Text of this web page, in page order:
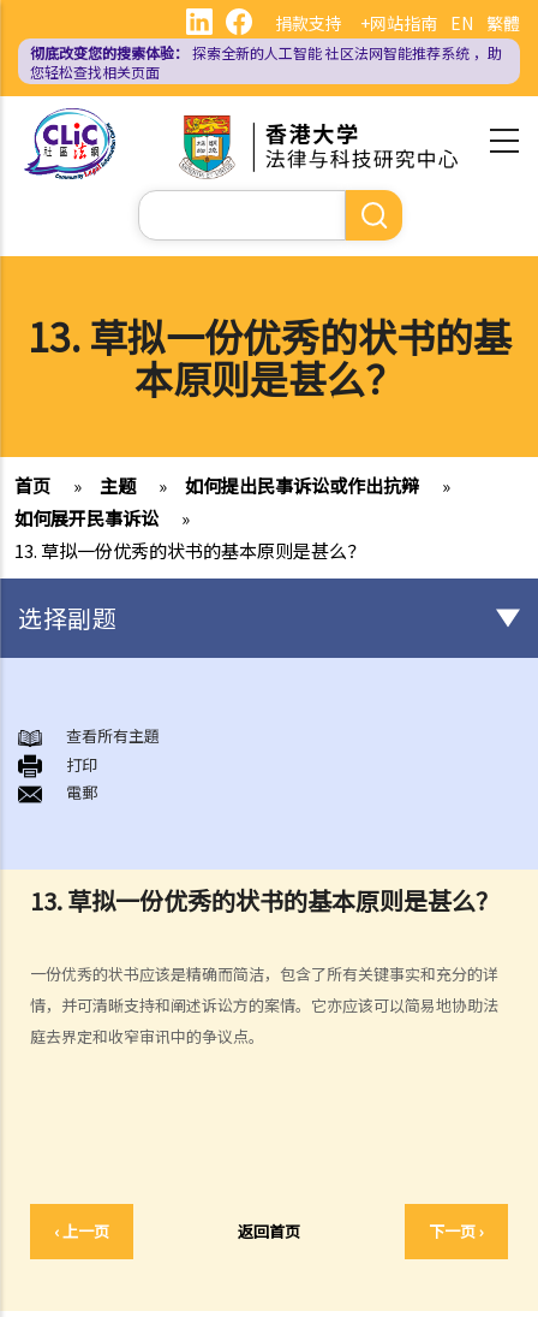
主
EN 繁體
捐款支持 +网站指南
彻底改变您的搜索体验： 探索全新的人工智能社区法网智能推荐系统 ，助
您轻松查找相关页面
搜
索
13. 草拟一份优秀的状书的基
本原则是甚么？
首页 » 主题 » 如何提出民事诉讼或作出抗辩
»
如何展开民事诉讼
»
13. 草拟一份优秀的状书的基本原则是甚么？
13. 草拟一份优秀的状书的基本原则是甚么？
一份优秀的状书应该是精确而简洁，包含了所有关键事实和充分的详
情，并可清晰支持和阐述诉讼方的案情。它亦应该可以简易地协助法
庭去界定和收窄审讯中的争议点。
‹ 上一页 返回首页 下一页 ›
选择副题
展开民事诉讼前应当考虑的事项
1. 我可以不提出诉讼而解决纠纷吗？
2. 我是否有充分的法律理据去展开民事诉讼？对方又可否在同一案件中
律协助）？
1. 为甚么即使我赢了官司，并且法院已经命令对方支付我的律师费用，
我的律师费用也不能全额报销？
8. 如果我要展开民事诉讼，将要面对甚么风险？我能否承受这些风险？
9. 如果我不介意花费时间和金钱，即使我的案件的法律理据很弱，我是
否可以只是为了给被告人带来麻烦而展开民事诉讼？
查看所有主題
打印
電郵